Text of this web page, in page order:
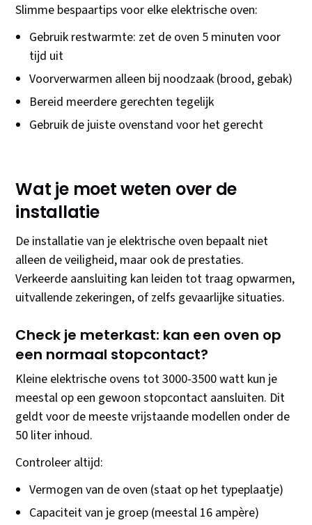
Slimme bespaartips voor elke elektrische oven:
Gebruik restwarmte: zet de oven 5 minuten voor
tijd uit
Voorverwarmen alleen bij noodzaak (brood, gebak)
Bereid meerdere gerechten tegelijk
Gebruik de juiste ovenstand voor het gerecht
Wat je moet weten over de
installatie
De installatie van je elektrische oven bepaalt niet
alleen de veiligheid, maar ook de prestaties.
Verkeerde aansluiting kan leiden tot traag opwarmen,
uitvallende zekeringen, of zelfs gevaarlijke situaties.
Check je meterkast: kan een oven op
een normaal stopcontact?
Kleine elektrische ovens tot 3000-3500 watt kun je
meestal op een gewoon stopcontact aansluiten. Dit
geldt voor de meeste vrijstaande modellen onder de
50 liter inhoud.
Controleer altijd:
Vermogen van de oven (staat op het typeplaatje)
Capaciteit van je groep (meestal 16 ampère)